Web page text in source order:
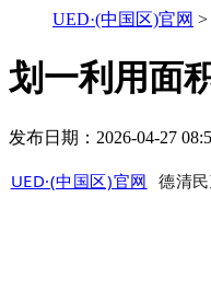
UED·(中国区)官网 >
划一利用面
发布日期：2026-04-27
UED·(中国区)官网 德清